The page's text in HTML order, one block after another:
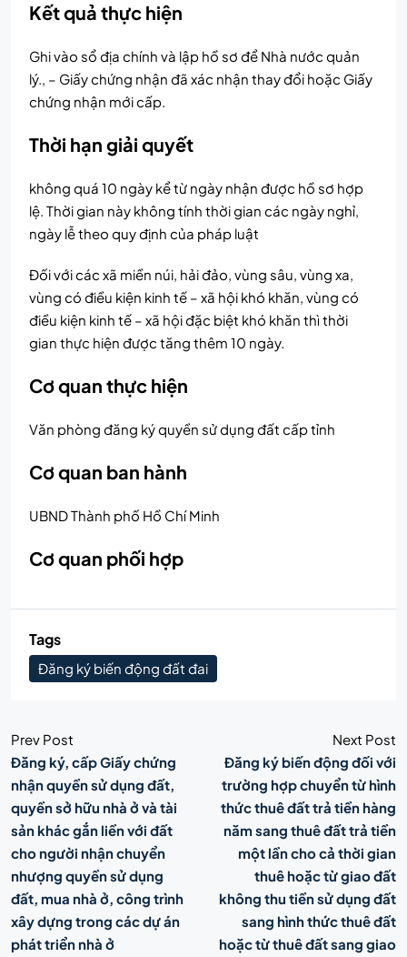
Kết quả thực hiện
Ghi vào sổ địa chính và lập hồ sơ để Nhà nước quản
lý., – Giấy chứng nhận đã xác nhận thay đổi hoặc Giấy
chứng nhận mới cấp.
Thời hạn giải quyết
không quá 10 ngày kể từ ngày nhận được hồ sơ hợp
lệ. Thời gian này không tính thời gian các ngày nghỉ,
ngày lễ theo quy định của pháp luật
Đối với các xã miền núi, hải đảo, vùng sâu, vùng xa,
vùng có điều kiện kinh tế – xã hội khó khăn, vùng có
điều kiện kinh tế – xã hội đặc biệt khó khăn thì thời
gian thực hiện được tăng thêm 10 ngày.
Cơ quan thực hiện
Văn phòng đăng ký quyền sử dụng đất cấp tỉnh
Cơ quan ban hành
UBND Thành phố Hồ Chí Minh
Cơ quan phối hợp
Tags
Đăng ký biến động đất đai
Prev Post
Đăng ký, cấp Giấy chứng
nhận quyền sử dụng đất,
quyền sở hữu nhà ở và tài
sản khác gắn liền với đất
cho người nhận chuyển
nhượng quyền sử dụng
đất, mua nhà ở, công trình
xây dựng trong các dự án
phát triển nhà ở
Next Post
Đăng ký biến động đối với
trường hợp chuyển từ hình
thức thuê đất trả tiền hàng
năm sang thuê đất trả tiền
một lần cho cả thời gian
thuê hoặc từ giao đất
không thu tiền sử dụng đất
sang hình thức thuê đất
hoặc từ thuê đất sang giao